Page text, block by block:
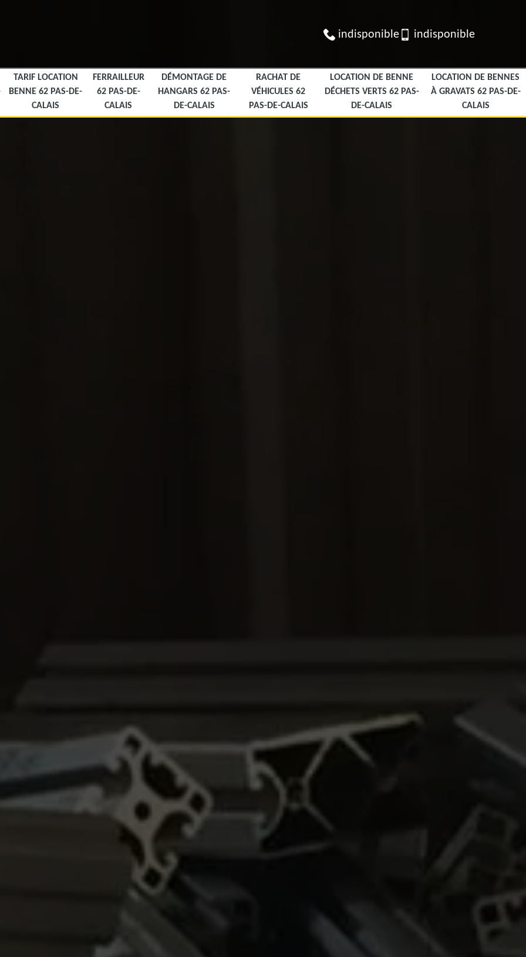
indisponible indisponible
TARIF LOCATION
BENNE 62 PAS-DE-
CALAIS
FERRAILLEUR
62 PAS-DE-
CALAIS
DÉMONTAGE DE
HANGARS 62 PAS-
DE-CALAIS
RACHAT DE
VÉHICULES 62
PAS-DE-CALAIS
LOCATION DE BENNE
DÉCHETS VERTS 62 PAS-
DE-CALAIS
LOCATION DE BENNES
À GRAVATS 62 PAS-DE-
CALAIS